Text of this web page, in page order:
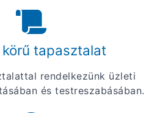
körű tapasztalat
rendelkezünk üzleti
és testreszabásában.